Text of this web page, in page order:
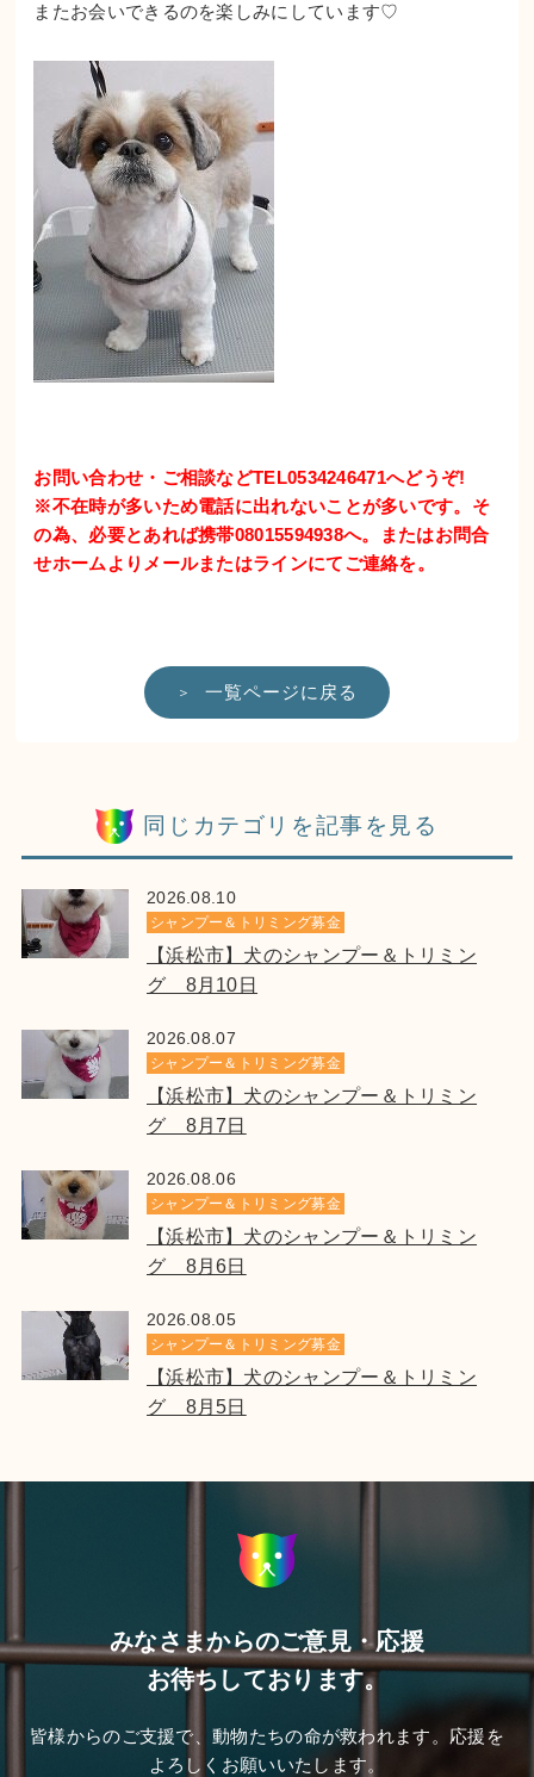
またお会いできるのを楽しみにしています♡
お問い合わせ・ご相談などTEL0534246471へどうぞ!
※不在時が多いため電話に出れないことが多いです。そ
の為、必要とあれば携帯08015594938へ。またはお問合
せホームよりメールまたはラインにてご連絡を。
一覧ページに戻る
同じカテゴリを記事を見る
2026.08.10
シャンプー＆トリミング募金
【浜松市】犬のシャンプー＆トリミン
グ 8月10日
2026.08.07
シャンプー＆トリミング募金
【浜松市】犬のシャンプー＆トリミン
グ 8月7日
2026.08.06
シャンプー＆トリミング募金
【浜松市】犬のシャンプー＆トリミン
グ 8月6日
2026.08.05
シャンプー＆トリミング募金
【浜松市】犬のシャンプー＆トリミン
グ 8月5日
みなさまからのご意見・応援
お待ちしております。
皆様からのご支援で、動物たちの命が救われます。応援を
よろしくお願いいたします。